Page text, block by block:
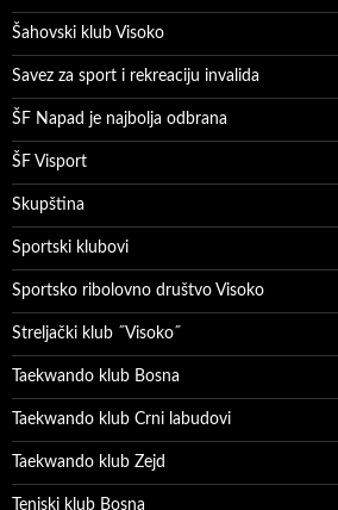
Šahovski klub Visoko
Savez za sport i rekreaciju invalida
ŠF Napad je najbolja odbrana
ŠF Visport
Skupština
Sportski klubovi
Sportsko ribolovno društvo Visoko
Streljački klub ˝Visoko˝
Taekwando klub Bosna
Taekwando klub Crni labudovi
Taekwando klub Zejd
Teniski klub Bosna